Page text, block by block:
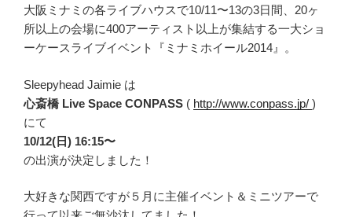
大阪ミナミの各ライブハウスで10/11〜13の3日間、20ヶ
所以上の会場に400アーティスト以上が集結する一大ショ
ーケースライブイベント『ミナミホイール2014』。
Sleepyhead Jaimie は
心斎橋 Live Space CONPASS ( http://www.conpass.jp/ )
にて
10/12(日) 16:15〜
の出演が決定しました！
大好きな関西ですが５月に主催イベント＆ミニツアーで